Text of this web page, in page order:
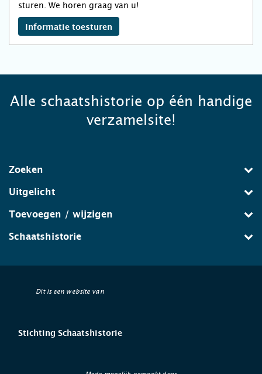
sturen. We horen graag van u!
Informatie toesturen
Alle schaatshistorie op één handige
verzamelsite!
Zoeken
Uitgelicht
Toevoegen / wijzigen
Schaatshistorie
Dit is een website van
Stichting Schaatshistorie